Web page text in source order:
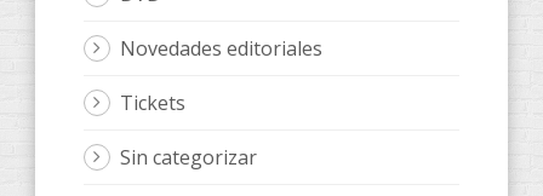
Novedades editoriales
Tickets
Sin categorizar